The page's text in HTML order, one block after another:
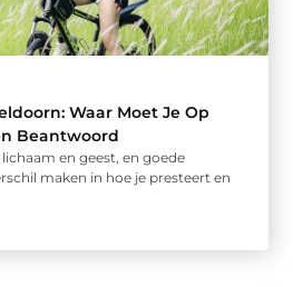
Waar Moet Je Op
Beantwoord
en geest, en goede
maken in hoe je presteert en